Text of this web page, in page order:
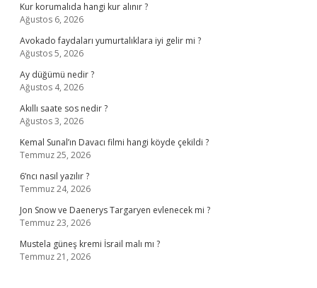
Kur korumalıda hangi kur alınır ?
Ağustos 6, 2026
Avokado faydaları yumurtalıklara iyi gelir mi ?
Ağustos 5, 2026
Ay düğümü nedir ?
Ağustos 4, 2026
Akıllı saate sos nedir ?
Ağustos 3, 2026
Kemal Sunal’ın Davacı filmi hangi köyde çekildi ?
Temmuz 25, 2026
6’ncı nasıl yazılır ?
Temmuz 24, 2026
Jon Snow ve Daenerys Targaryen evlenecek mi ?
Temmuz 23, 2026
Mustela güneş kremi İsrail malı mı ?
Temmuz 21, 2026